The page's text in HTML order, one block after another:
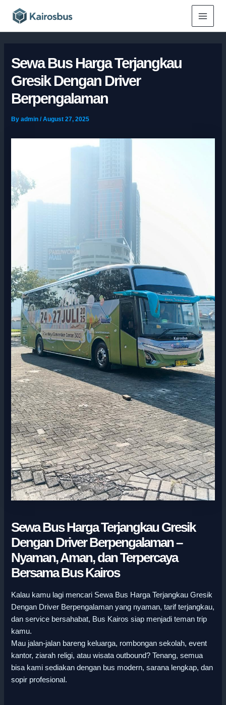
Main
Menu
Sewa Bus Harga Terjangkau
Gresik Dengan Driver
Berpengalaman
Byadmin/August 27, 2025
Sewa Bus Harga Terjangkau Gresik
Dengan Driver Berpengalaman –
Nyaman, Aman, dan Terpercaya
Bersama Bus Kairos
Kalau kamu lagi mencari Sewa Bus Harga Terjangkau Gresik
Dengan Driver Berpengalaman yang nyaman, tarif terjangkau,
dan service bersahabat, Bus Kairos siap menjadi teman trip
kamu.
Mau jalan-jalan bareng keluarga, rombongan sekolah, event
kantor, ziarah religi, atau wisata outbound? Tenang, semua
bisa kami sediakan dengan bus modern, sarana lengkap, dan
sopir profesional.